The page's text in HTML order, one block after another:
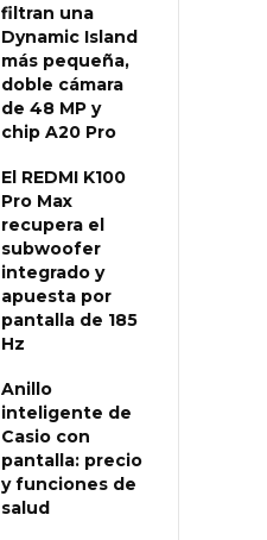
filtran una
Dynamic Island
más pequeña,
doble cámara
de 48 MP y
chip A20 Pro
El REDMI K100
Pro Max
recupera el
subwoofer
integrado y
apuesta por
pantalla de 185
Hz
Anillo
inteligente de
Casio con
pantalla: precio
y funciones de
salud